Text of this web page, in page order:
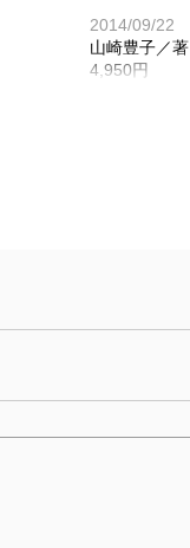
2014/09/22
山崎豊子／著
4,950円